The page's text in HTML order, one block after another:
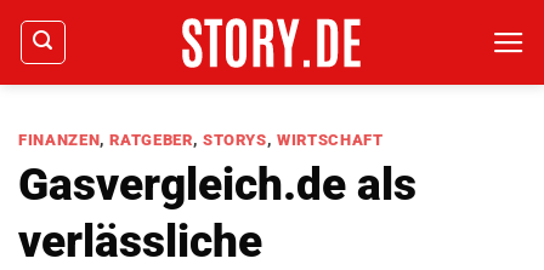
Zum
Inhalt
springen
FINANZEN,RATGEBER, STORYS,WIRTSCHAFT
Gasvergleich.de als
verlässliche